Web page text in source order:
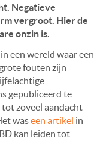
Negatieve
vergroot. Hier de
onzin is.
een wereld waar een
fouten zijn
gepubliceerd te
zoveel aandacht
waseen artikel in
kan leiden tot